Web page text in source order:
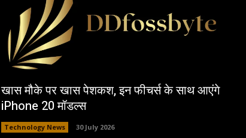
खास मौके पर खास पेशकश, इन फीचर्स के साथ आएंगे
iPhone 20 मॉडल्स
Technology News 30 July 2026